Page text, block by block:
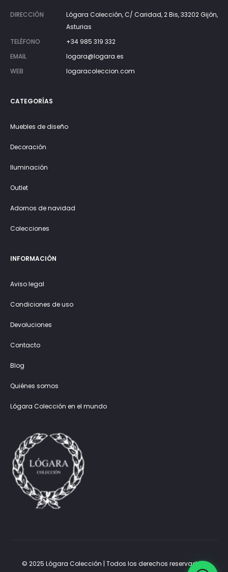
DIRECCIÓN
Lógara Colección, C/ Caridad, 2 Bis, 33202 Gijón,
Asturias
TELÉFONO
+34 985 319 332
EMAIL
logara@logara.es
WEB
logaracoleccion.com
CATEGORÍAS
Muebles de diseño
Decoración
Iluminación
Outlet
Adornos de navidad
Colecciones
INFORMACIÓN
Aviso legal
Condiciones de uso
Devoluciones
Contacto
Blog
Quiénes somos
Lógara Colección en el mundo
© 2025 Lógara Colección | Todos los derechos reservados.